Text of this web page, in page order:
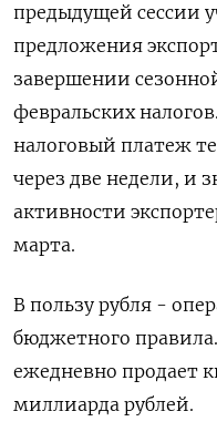
предыдущей сессии
предложения
завершении
февральских
налоговый платеж
через две недели, и
активности
марта.
В пользу рубля -
бюджетного
ежедневно продает
миллиарда рублей.